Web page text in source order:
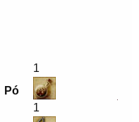
1
1